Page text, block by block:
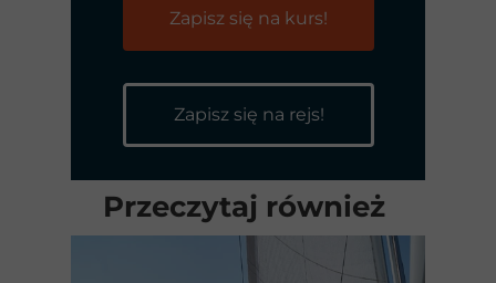
Przeczytaj również
Zapisz się na rejs!
Zapisz się na kurs!